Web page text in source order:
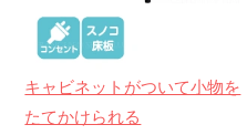
キャビネットがついて小物を
たてかけられる